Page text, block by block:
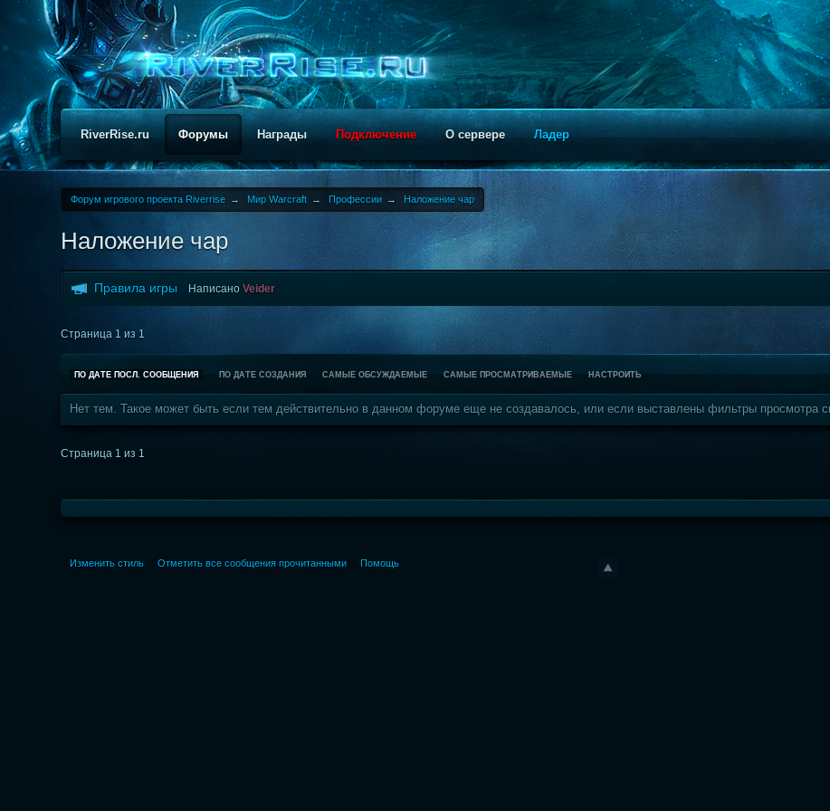
RiverRise.ru Форумы Награды Подключение О сервере Ладер
Форум игрового проекта Riverrise → Мир Warcraft → Профессии → Наложение чар
Наложение чар
Правила игры НаписаноVeider
Страница 1 из 1
ПО ДАТЕ ПОСЛ. СООБЩЕНИЯ ПО ДАТЕ СОЗДАНИЯ САМЫЕ ОБСУЖДАЕМЫЕ САМЫЕ ПРОСМАТРИВАЕМЫЕ НАСТРОИТЬ
Нет тем. Такое может быть если тем действительно в данном форуме еще не создавалось, или если выставлены фильтры просмотра
Страница 1 из 1
Изменить стиль Отметить все сообщения прочитанными Помощь